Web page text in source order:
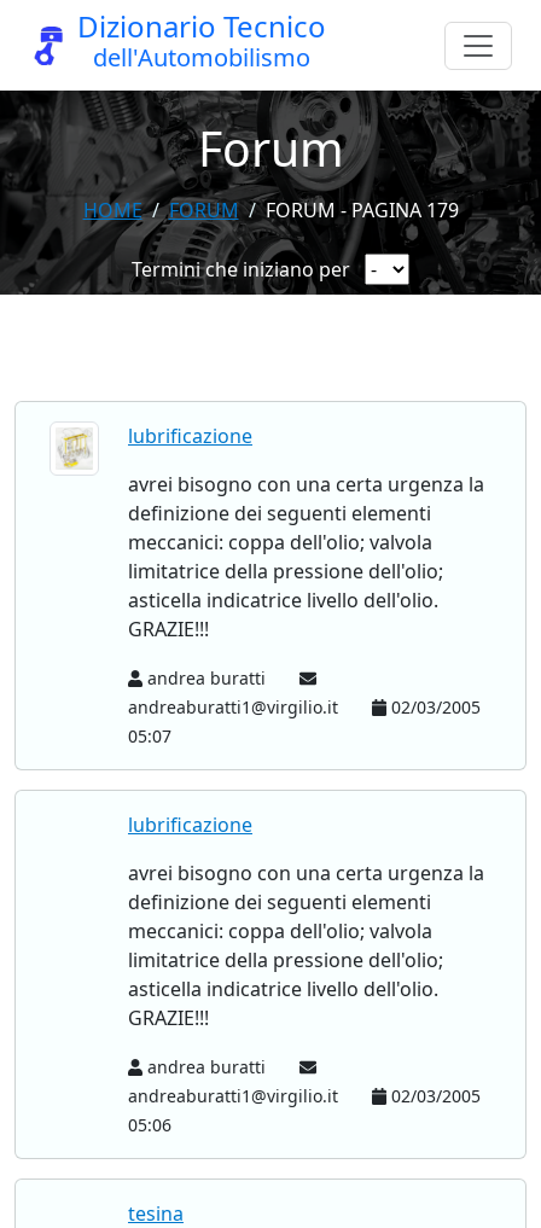
Dizionario Tecnico
dell'Automobilismo
Forum
HOME FORUM FORUM - PAGINA 179
Termini che iniziano per
lubrificazione
avrei bisogno con una certa urgenza la
definizione dei seguenti elementi
meccanici: coppa dell'olio; valvola
limitatrice della pressione dell'olio;
asticella indicatrice livello dell'olio.
GRAZIE!!!
andrea buratti
andreaburatti1@virgilio.it
02/03/2005
05:07
lubrificazione
avrei bisogno con una certa urgenza la
definizione dei seguenti elementi
meccanici: coppa dell'olio; valvola
limitatrice della pressione dell'olio;
asticella indicatrice livello dell'olio.
GRAZIE!!!
andrea buratti
andreaburatti1@virgilio.it
02/03/2005
05:06
tesina